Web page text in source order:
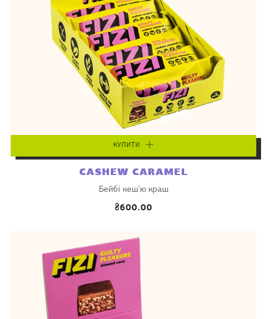
КУПИТИ
CASHEW CARAMEL
Бейбі кешʼю краш
₴600.00